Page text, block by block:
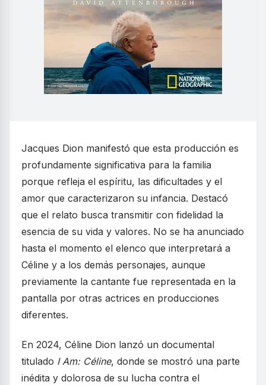
Jacques Dion manifestó que esta producción es
profundamente significativa para la familia
porque refleja el espíritu, las dificultades y el
amor que caracterizaron su infancia. Destacó
que el relato busca transmitir con fidelidad la
esencia de su vida y valores. No se ha anunciado
hasta el momento el elenco que interpretará a
Céline y a los demás personajes, aunque
previamente la cantante fue representada en la
pantalla por otras actrices en producciones
diferentes.
En 2024, Céline Dion lanzó un documental
titulado I Am: Céline, donde se mostró una parte
inédita y dolorosa de su lucha contra el